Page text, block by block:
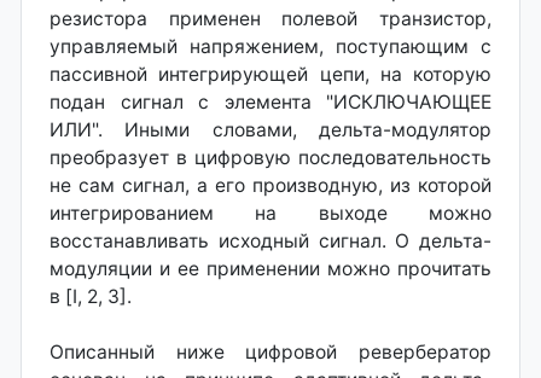
резистора применен полевой транзистор,
управляемый напряжением, поступающим с
пассивной интегрирующей цепи, на которую
подан сигнал с элемента "ИСКЛЮЧАЮЩЕЕ
ИЛИ". Иными словами, дельта-модулятор
преобразует в цифровую последовательность
не сам сигнал, а его производную, из которой
интегрированием на выходе можно
восстанавливать исходный сигнал. О дельта-
модуляции и ее применении можно прочитать
в [I, 2, З].
Описанный ниже цифровой ревербератор